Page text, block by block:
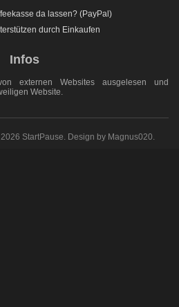
da lassen? (PayPal)
durch Einkaufen
Infos
externen Websites ausgelesen und
Website.
StartPause. Design by Magnus020.